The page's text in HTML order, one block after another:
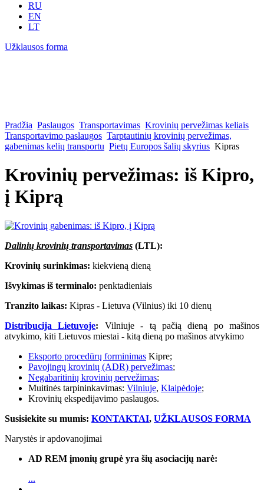
RU
EN
LT
Užklausos forma
Pradžia Paslaugos Transportavimas Krovinių pervežimas keliais
Transportavimo paslaugos Tarptautinių krovinių pervežimas,
gabenimas kelių transportu Pietų Europos šalių skyrius Kipras
Krovinių pervežimas: iš Kipro,
į Kiprą
Dalinių krovinių transportavimas (LTL):
Krovinių surinkimas: kiekvieną dieną
Išvykimas iš terminalo: penktadieniais
Tranzito laikas: Kipras - Lietuva (Vilnius) iki 10 dienų
Distribucija Lietuvoje: Vilniuje - tą pačią dieną po mašinos
atvykimo, kiti Lietuvos miestai - kitą dieną po mašinos atvykimo
Eksporto procedūrų forminimas Kipre;
Pavojingų krovinių (ADR) pervežimas;
Negabaritinių krovinių pervežimas;
Muitinės tarpininkavimas: Vilniuje, Klaipėdoje;
Krovinių ekspedijavimo paslaugos.
Susisiekite su mumis: KONTAKTAI, UŽKLAUSOS FORMA
Narystės ir apdovanojimai
AD REM įmonių grupė yra šių asociacijų narė:
...